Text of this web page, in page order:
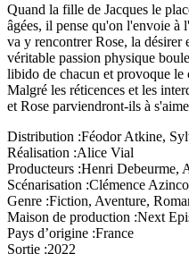
Quand la fille de Jacques le
âgées, il pense qu'on l'envoie à
va y rencontrer Rose, la désirer
véritable passion physique
libido de chacun et provoque le
Malgré les réticences et les
et Rose parviendront-ils à
Distribution :Féodor Atkine,
Réalisation :Alice Vial
Producteurs :Henri Debeurme,
Scénarisation :Clémence
Genre :Fiction, Aventure,
Maison de production :Next
Pays d’origine :France
Sortie :2022